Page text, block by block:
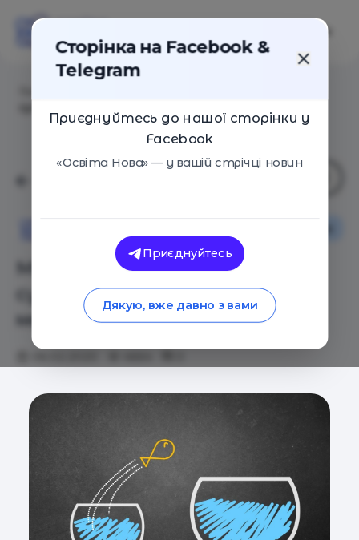
Мультипотенциалы: Три
суперспособности людей,
меняющих профессии
Сторінка на Facebook &
Telegram
Приєднуйтесь до нашої сторінки у
Facebook
«Освіта Нова» — у вашій стрічці новин
Приєднуйтесь
Дякую, вже давно з вами